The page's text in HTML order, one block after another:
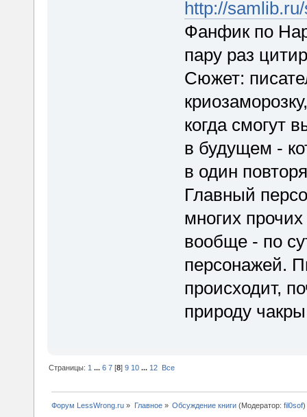
http://
Фанфик по
пару раз
Сюжет:
когда смогут
в будущем -
в один
Главный
многих
вообще - по
персонажей.
происходит,
природу
Страницы: 1 ...6 7 [8]9 10 ... 12 Все
Форум LessWrong.ru » Главное» Обсуждение книги(Модератор: fil0sof)